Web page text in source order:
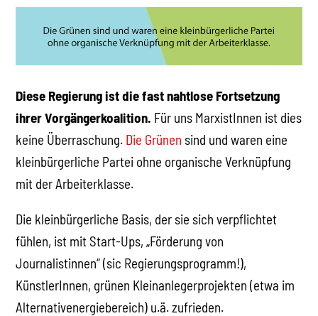
Diese Regierung ist die fast nahtlose Fortsetzung
ihrer Vorgängerkoalition. Für uns MarxistInnen ist dies
keine Überraschung. Die Grünen sind und waren eine
kleinbürgerliche Partei ohne organische Verknüpfung
mit der Arbeiterklasse.
Die kleinbürgerliche Basis, der sie sich verpflichtet
fühlen, ist mit Start-Ups, „Förderung von
Journalistinnen“ (sic Regierungsprogramm!),
KünstlerInnen, grünen Kleinanlegerprojekten (etwa im
Alternativenergiebereich) u.ä. zufrieden.